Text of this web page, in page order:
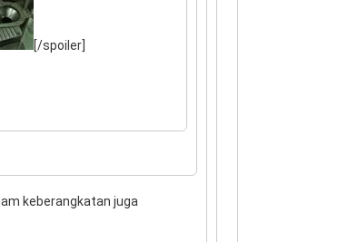
[/spoiler]
keberangkatan juga